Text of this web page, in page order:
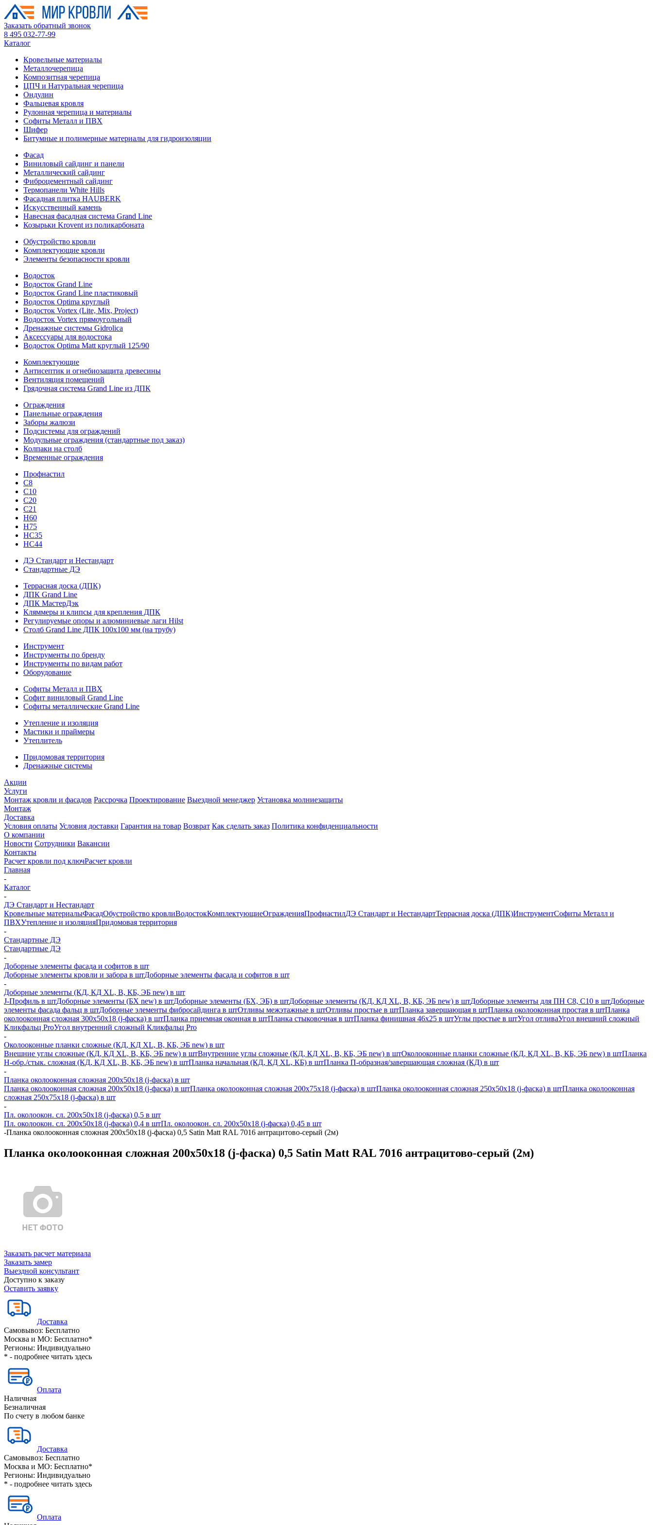
Заказать обратный звонок
8 495 032-77-99
Каталог
Кровельные материалы
Металлочерепица
Композитная черепица
ЦПЧ и Натуральная черепица
Ондулин
Фальцевая кровля
Рулонная черепица и материалы
Софиты Металл и ПВХ
Шифер
Битумные и полимерные материалы для гидроизоляции
Фасад
Виниловый сайдинг и панели
Металлический сайдинг
Фиброцементный сайдинг
Термопанели White Hills
Фасадная плитка HAUBERK
Искусственный камень
Навесная фасадная система Grand Line
Козырьки Krovent из поликарбоната
Обустройство кровли
Комплектующие кровли
Элементы безопасности кровли
Водосток
Водосток Grand Line
Водосток Grand Line пластиковый
Водосток Optima круглый
Водосток Vortex (Lite, Mix, Project)
Водосток Vortex прямоугольный
Дренажные системы Gidrolica
Аксессуары для водостока
Водосток Optima Matt круглый 125/90
Комплектующие
Антисептик и огнебиозащита древесины
Вентиляция помещений
Грядочная система Grand Line из ДПК
Ограждения
Панельные ограждения
Заборы жалюзи
Подсистемы для ограждений
Модульные ограждения (стандартные под заказ)
Колпаки на столб
Временные ограждения
Профнастил
С8
С10
С20
С21
H60
H75
HС35
НС44
ДЭ Стандарт и Нестандарт
Стандартные ДЭ
Террасная доска (ДПК)
ДПК Grand Line
ДПК МастерДэк
Кляммеры и клипсы для крепления ДПК
Регулируемые опоры и алюминиевые лаги Hilst
Столб Grand Line ДПК 100х100 мм (на трубу)
Инструмент
Инструменты по бренду
Инструменты по видам работ
Оборудование
Софиты Металл и ПВХ
Софит виниловый Grand Line
Софиты металлические Grand Line
Утепление и изоляция
Мастики и праймеры
Утеплитель
Придомовая территория
Дренажные системы
Акции
Услуги
Монтаж кровли и фасадов Рассрочка Проектирование Выездной менеджер Установка молниезащиты
Монтаж
Доставка
Условия оплаты Условия доставки Гарантия на товар Возврат Как сделать заказ Политика конфиденциальности
О компании
Новости Сотрудники Вакансии
Контакты
Расчет кровли под ключРасчет кровли
Главная
-
Каталог
-
ДЭ Стандарт и Нестандарт
Кровельные материалыФасадОбустройство кровлиВодостокКомплектующиеОгражденияПрофнастилДЭ Стандарт и НестандартТеррасная доска (ДПК)ИнструментСофиты Металл и
ПВХУтепление и изоляцияПридомовая территория
-
Стандартные ДЭ
Стандартные ДЭ
-
Доборные элементы фасада и софитов в шт
Доборные элементы кровли и забора в штДоборные элементы фасада и софитов в шт
-
Доборные элементы (КД, КД XL, В, КБ, ЭБ new) в шт
J-Профиль в штДоборные элементы (БХ new) в штДоборные элементы (БХ, ЭБ) в штДоборные элементы (КД, КД XL, В, КБ, ЭБ new) в штДоборные элементы для ПН С8, С10 в штДоборные
элементы фасада фальц в штДоборные элементы фибросайдинга в штОтливы межэтажные в штОтливы простые в штПланка завершающая в штПланка околооконная простая в штПланка
околооконная сложная 300х50х18 (j-фаска) в штПланка приемная оконная в штПланка стыковочная в штПланка финишная 46х25 в штУглы простые в штУгол отливаУгол внешний сложный
Кликфальц ProУгол внутренний сложный Кликфальц Pro
-
Околооконные планки сложные (КД, КД XL, В, КБ, ЭБ new) в шт
Внешние углы сложные (КД, КД XL, В, КБ, ЭБ new) в штВнутренние углы сложные (КД, КД XL, В, КБ, ЭБ new) в штОколооконные планки сложные (КД, КД XL, В, КБ, ЭБ new) в штПланка
H-обр./стык. сложная (КД, КД XL, В, КБ, ЭБ new) в штПланка начальная (КД, КД XL, КБ) в штПланка П-образная/завершающая сложная (КД) в шт
-
Планка околооконная сложная 200х50х18 (j-фаска) в шт
Планка околооконная сложная 200х50х18 (j-фаска) в штПланка околооконная сложная 200х75х18 (j-фаска) в штПланка околооконная сложная 250х50х18 (j-фаска) в штПланка околооконная
сложная 250х75х18 (j-фаска) в шт
-
Пл. околоокон. сл. 200х50х18 (j-фаска) 0,5 в шт
Пл. околоокон. сл. 200х50х18 (j-фаска) 0,4 в штПл. околоокон. сл. 200х50х18 (j-фаска) 0,45 в шт
-Планка околооконная сложная 200х50х18 (j-фаска) 0,5 Satin Matt RAL 7016 антрацитово-серый (2м)
Планка околооконная сложная 200х50х18 (j-фаска) 0,5 Satin Matt RAL 7016 антрацитово-серый (2м)
Заказать расчет материала
Заказать замер
Выездной консультант
Доступно к заказу
Оставить заявку
Доставка
Самовывоз: Бесплатно
Москва и МО: Бесплатно*
Регионы: Индивидуально
* - подробнее читать здесь
Оплата
Наличная
Безналичная
По счету в любом банке
Доставка
Самовывоз: Бесплатно
Москва и МО: Бесплатно*
Регионы: Индивидуально
* - подробнее читать здесь
Оплата